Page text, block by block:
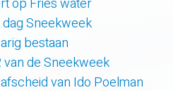
op Fries water
Sneekweek
bestaan
de Sneekweek
van Ido Poelman